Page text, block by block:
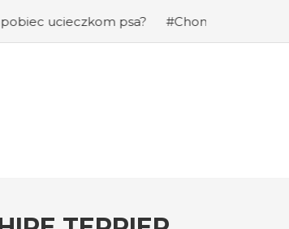
psa? #Chomiki Dżungarskie